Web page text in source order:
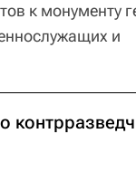
к монументу
и